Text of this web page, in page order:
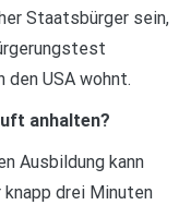
Staatsbürger sein,
den USA wohnt.
anhalten?
Ausbildung kann
drei Minuten